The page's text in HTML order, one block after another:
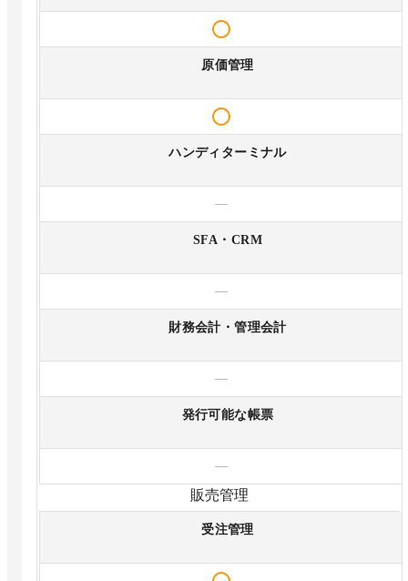
原価管理
ハンディターミナル
—
SFA・CRM
—
財務会計・管理会計
—
発行可能な帳票
—
販売管理
受注管理